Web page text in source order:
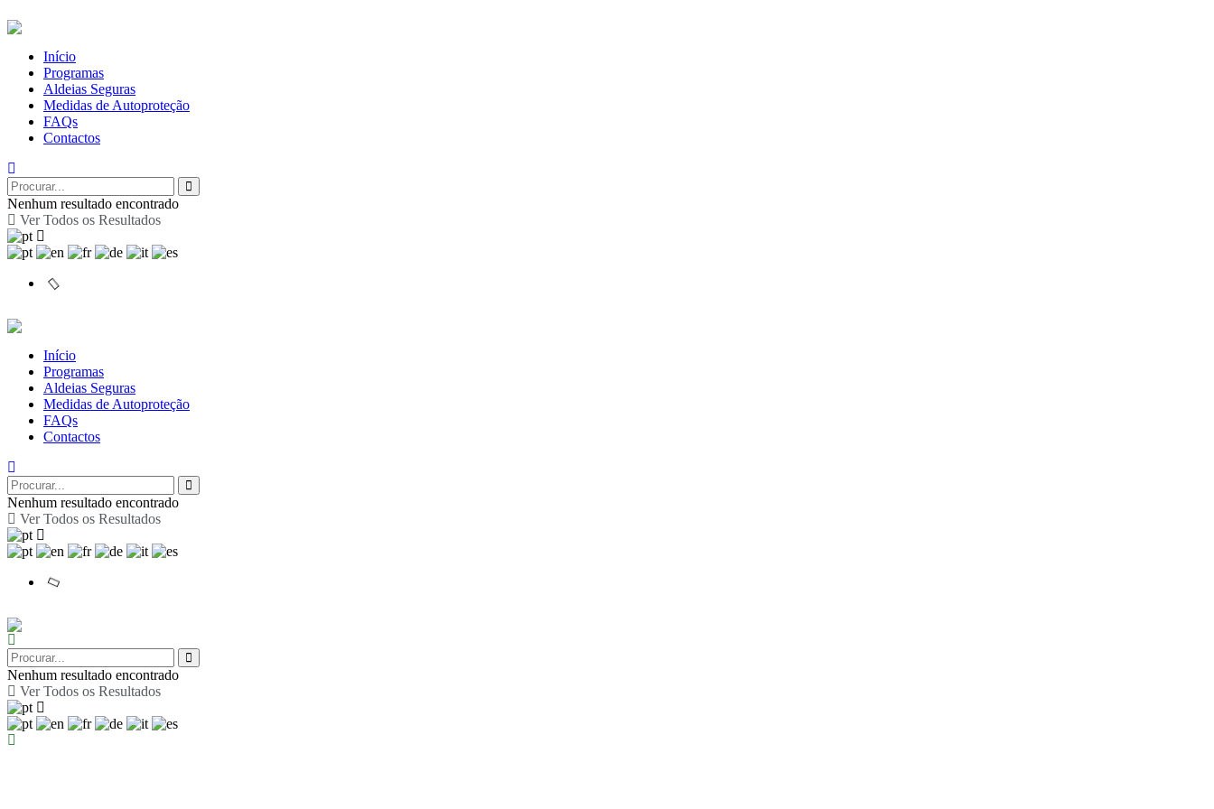
Início
Programas
Aldeias Seguras
Medidas de Autoproteção
FAQs
Contactos
Nenhum resultado encontrado
Ver Todos os Resultados
Início
Programas
Aldeias Seguras
Medidas de Autoproteção
FAQs
Contactos
Nenhum resultado encontrado
Ver Todos os Resultados
Nenhum resultado encontrado
Ver Todos os Resultados